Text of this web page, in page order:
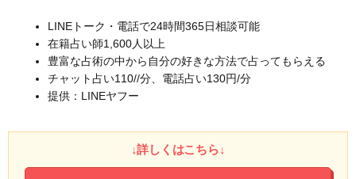
LINEトーク・電話で24時間365日相談可能
在籍占い師1,600人以上
豊富な占術の中から自分の好きな方法で占ってもらえる
チャット占い110//分、電話占い130円/分
提供：LINEヤフー
↓詳しくはこちら↓